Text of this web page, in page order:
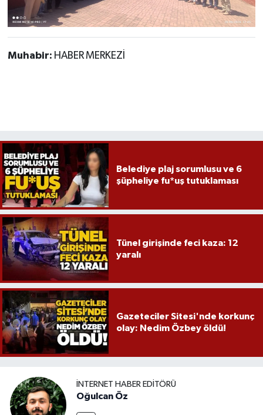
Muhabir: HABER MERKEZİ
Belediye plaj sorumlusu ve 6
şüpheliye fu*uş tutuklaması
Tünel girişinde feci kaza: 12
yaralı
Gazeteciler Sitesi'nde korkunç
olay: Nedim Özbey öldü!
İNTERNET HABER EDITÖRÜ
Oğulcan Öz